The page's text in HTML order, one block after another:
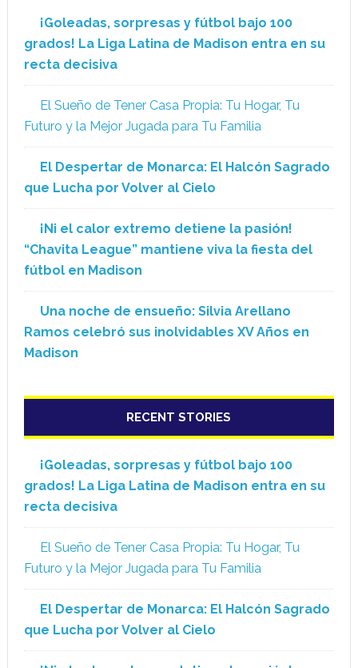
¡Goleadas, sorpresas y fútbol bajo 100
grados! La Liga Latina de Madison entra en su
recta decisiva
El Sueño de Tener Casa Propia: Tu Hogar, Tu
Futuro y la Mejor Jugada para Tu Familia
El Despertar de Monarca: El Halcón Sagrado
que Lucha por Volver al Cielo
¡Ni el calor extremo detiene la pasión!
“Chavita League” mantiene viva la fiesta del
fútbol en Madison
Una noche de ensueño: Silvia Arellano
Ramos celebró sus inolvidables XV Años en
Madison
RECENT STORIES
¡Goleadas, sorpresas y fútbol bajo 100
grados! La Liga Latina de Madison entra en su
recta decisiva
El Sueño de Tener Casa Propia: Tu Hogar, Tu
Futuro y la Mejor Jugada para Tu Familia
El Despertar de Monarca: El Halcón Sagrado
que Lucha por Volver al Cielo